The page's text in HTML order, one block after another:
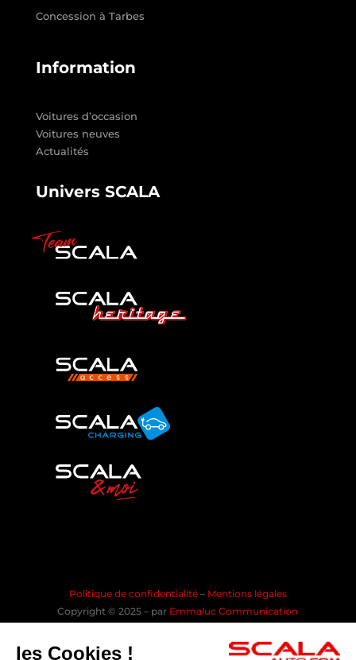
Concession à Tarbes
Information
Voitures d’occasion
Voitures neuves
Actualités
Univers SCALA
Politique de confidentialité – Mentions légales
Copyright © 2025 – par Emmaluc Communication
les Cookies !